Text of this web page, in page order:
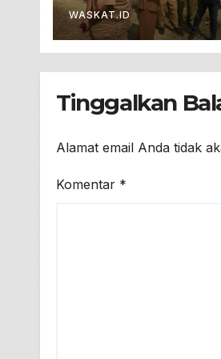
Penjualan
Dari Lahan
Pertanian
WASKAT.ID
Tinggalkan
Alamat email Anda tidak
Komentar *